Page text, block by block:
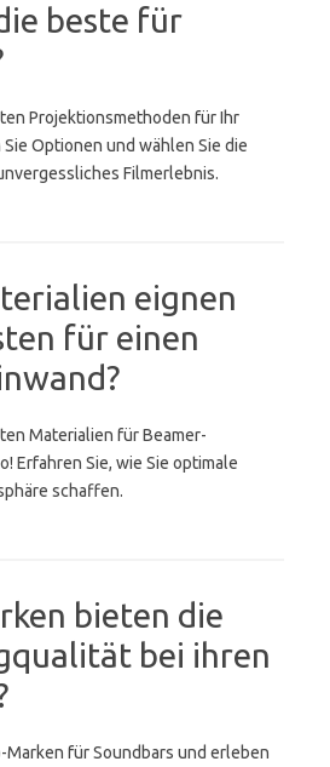
beste für
Projektionsmethoden für Ihr
Optionen und wählen Sie die
Filmerlebnis.
eignen
für einen
Materialien für Beamer-
Erfahren Sie, wie Sie optimale
schaffen.
bieten die
bei ihren
Marken für Soundbars und erleben